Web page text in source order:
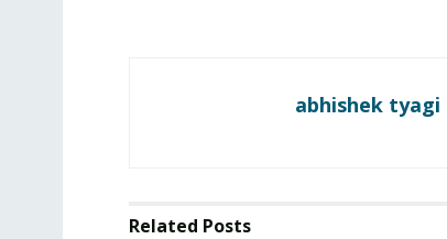
abhishek tyagi
Related Posts